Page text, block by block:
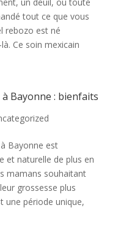
tout ce que vous
rebozo est né
Ce soin mexicain
Bayonne : bienfaits
Bayonne est
et naturelle de plus en
mamans souhaitant
grossesse plus
une période unique,